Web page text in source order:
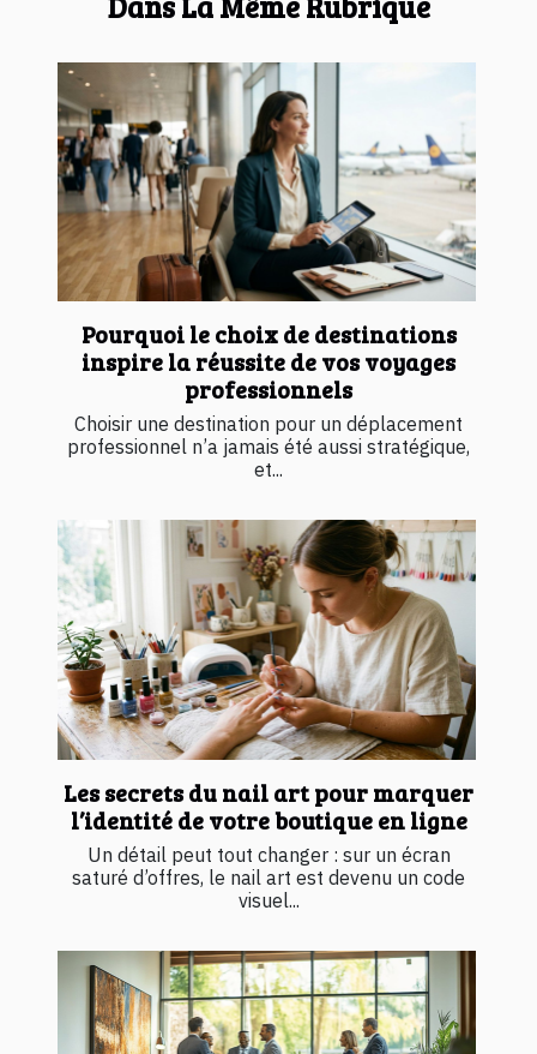
Pourquoi le choix de destinations
inspire la réussite de vos voyages
professionnels
Choisir une destination pour un déplacement
professionnel n’a jamais été aussi stratégique,
et...
Les secrets du nail art pour marquer
l’identité de votre boutique en ligne
Un détail peut tout changer : sur un écran
saturé d’offres, le nail art est devenu un code
visuel...